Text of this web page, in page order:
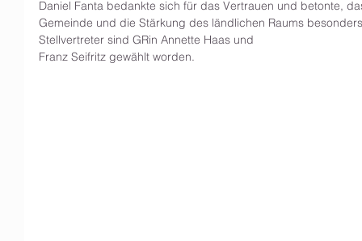
Daniel Fanta bedankte sich für das Vertrauen und betonte,
Gemeinde und die Stärkung des ländlichen Raums
Stellvertreter sind GRin Annette Haas und
Franz Seifritz gewählt worden.